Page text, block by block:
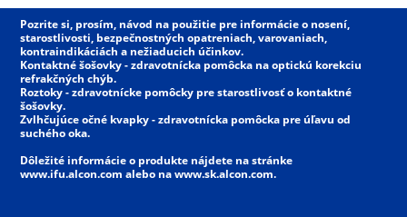
Pozrite si, prosím, návod na použitie pre informácie o nosení,
starostlivosti, bezpečnostných opatreniach, varovaniach,
kontraindikáciách a nežiaducich účinkov.
Kontaktné šošovky - zdravotnícka pomôcka na optickú korekciu
refrakčných chýb.
Roztoky - zdravotnícke pomôcky pre starostlivosť o kontaktné
šošovky.
Zvlhčujúce očné kvapky - zdravotnícka pomôcka pre úľavu od
suchého oka.
Dôležité informácie o produkte nájdete na stránke
www.ifu.alcon.com alebo na www.sk.alcon.com.